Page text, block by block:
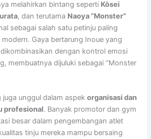
melahirkan bintang seperti Kōsei
, dan terutama Naoya “Monster”
sebagai salah satu petinju paling
Gaya bertarung Inoue yang
dengan kontrol emosi
membuatnya dijuluki sebagai “Monster
juga unggul dalam aspekorganisasi dan
profesional. Banyak promotor dan gym
besar dalam pengembangan atlet
tinju mereka mampu bersaing